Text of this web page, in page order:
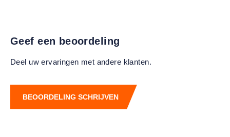
Geef een beoordeling
Deel uw ervaringen met andere klanten.
BEOORDELING SCHRIJVEN